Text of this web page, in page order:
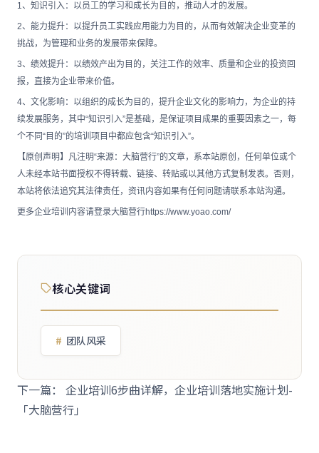
1、知识引入：以员工的学习和成长为目的，推动人才的发展。
2、能力提升：以提升员工实践应用能力为目的，从而有效解决企业变革的
挑战，为管理和业务的发展带来保障。
3、绩效提升：以绩效产出为目的，关注工作的效率、质量和企业的投资回
报，直接为企业带来价值。
4、文化影响：以组织的成长为目的，提升企业文化的影响力，为企业的持
续发展服务，其中“知识引入”是基础，是保证项目成果的重要因素之一，每
个不同“目的”的培训项目中都应包含“知识引入”。
【原创声明】凡注明“来源：大脑营行”的文章，系本站原创，任何单位或个
人未经本站书面授权不得转载、链接、转贴或以其他方式复制发表。否则，
本站将依法追究其法律责任，资讯内容如果有任何问题请联系本站沟通。
更多企业培训内容请登录大脑营行https://www.yoao.com/
核心关键词
团队风采
下一篇：
企业培训6步曲详解，企业培训落地实施计划-
「大脑营行」